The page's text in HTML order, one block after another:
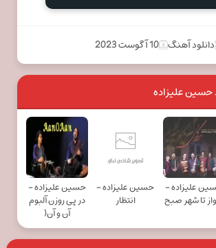
دانلود آهنگ 10 آگوست 2023
علیزاده
علیزاده -
تا شهر صبح
حسین علیزاده -
انتظار
حسین علیزاده -
در پی روزن آلبوم
آن و آن(